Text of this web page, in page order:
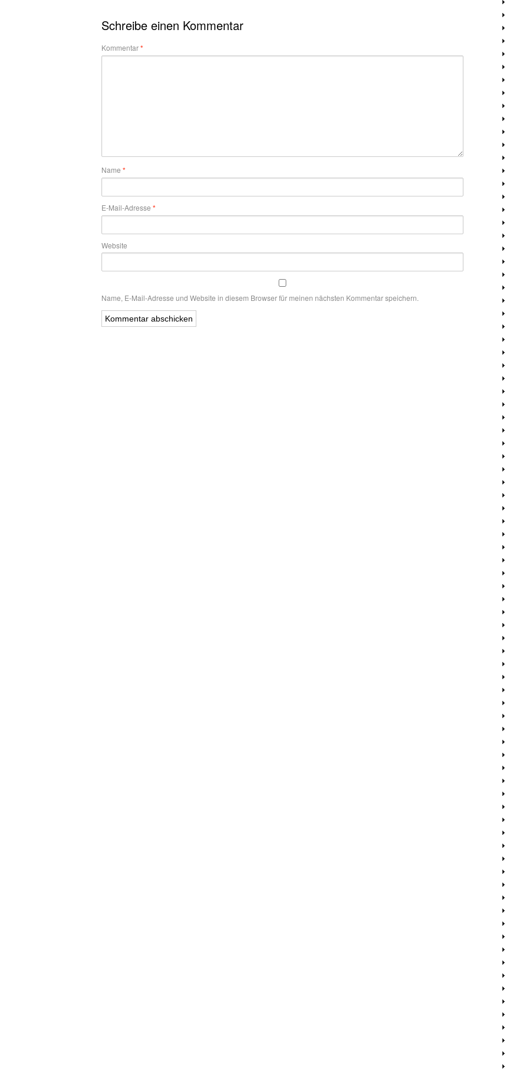
Schreibe einen Kommentar
Kommentar*
Name *
E-Mail-Adresse *
Website
Name, E-Mail-Adresse und Website in diesem Browser für meinen nächsten Kommentar speichern.